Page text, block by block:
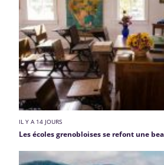
IL Y A 14 JOURS
Les écoles grenobloises se refont une